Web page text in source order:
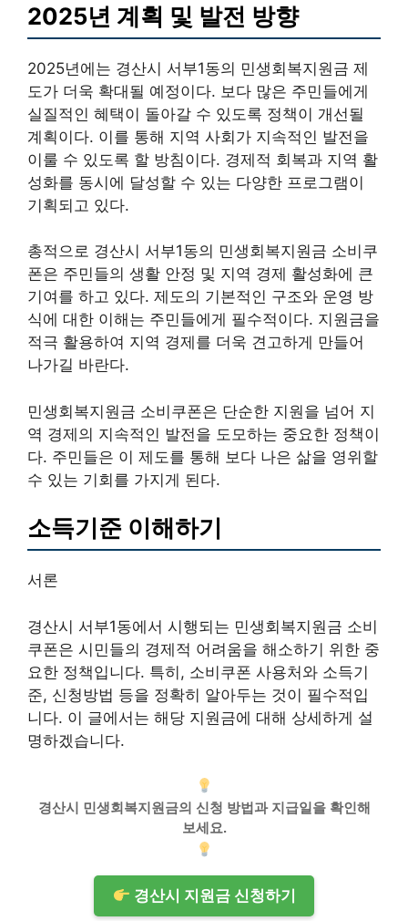
2025년 계획 및 발전 방향
2025년에는 경산시 서부1동의 민생회복지원금 제
도가 더욱 확대될 예정이다. 보다 많은 주민들에게
실질적인 혜택이 돌아갈 수 있도록 정책이 개선될
계획이다. 이를 통해 지역 사회가 지속적인 발전을
이룰 수 있도록 할 방침이다. 경제적 회복과 지역 활
성화를 동시에 달성할 수 있는 다양한 프로그램이
기획되고 있다.
총적으로 경산시 서부1동의 민생회복지원금 소비쿠
폰은 주민들의 생활 안정 및 지역 경제 활성화에 큰
기여를 하고 있다. 제도의 기본적인 구조와 운영 방
식에 대한 이해는 주민들에게 필수적이다. 지원금을
적극 활용하여 지역 경제를 더욱 견고하게 만들어
나가길 바란다.
민생회복지원금 소비쿠폰은 단순한 지원을 넘어 지
역 경제의 지속적인 발전을 도모하는 중요한 정책이
다. 주민들은 이 제도를 통해 보다 나은 삶을 영위할
수 있는 기회를 가지게 된다.
소득기준 이해하기
서론
경산시 서부1동에서 시행되는 민생회복지원금 소비
쿠폰은 시민들의 경제적 어려움을 해소하기 위한 중
요한 정책입니다. 특히, 소비쿠폰 사용처와 소득기
준, 신청방법 등을 정확히 알아두는 것이 필수적입
니다. 이 글에서는 해당 지원금에 대해 상세하게 설
명하겠습니다.
경산시 민생회복지원금의 신청 방법과 지급일을 확인해
보세요.
경산시 지원금 신청하기